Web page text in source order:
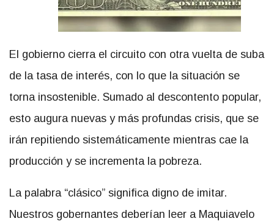
El gobierno cierra el circuito con otra vuelta de suba
de la tasa de interés, con lo que la situación se
torna insostenible. Sumado al descontento popular,
esto augura nuevas y más profundas crisis, que se
irán repitiendo sistemáticamente mientras cae la
producción y se incrementa la pobreza.
La palabra “clásico” significa digno de imitar.
Nuestros gobernantes deberían leer a Maquiavelo